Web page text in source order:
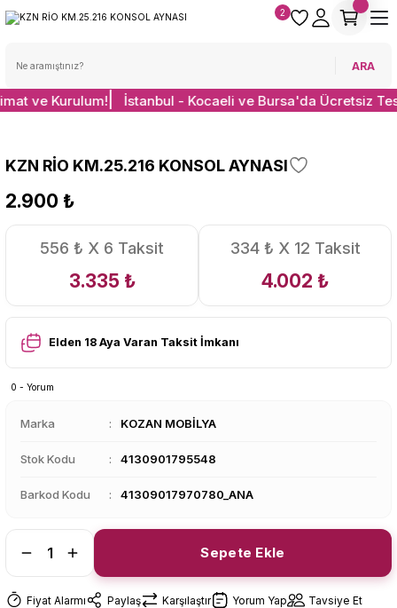
ARA
2
ve Kurulum! İstanbul - Kocaeli ve Bursa'da Ücretsiz
KZN RİO KM.25.216 KONSOL AYNASI
2.900 ₺
556 ₺ X 6 Taksit
3.335 ₺
334 ₺ X 12 Taksit
4.002 ₺
Elden 18 Aya Varan Taksit İmkanı
0 - Yorum
Marka KOZAN MOBİLYA
Stok Kodu 4130901795548
Barkod Kodu 41309017970780_ANA
Sepete Ekle
Fiyat Alarmı Paylaş Karşılaştır Yorum Yap Tavsiye Et